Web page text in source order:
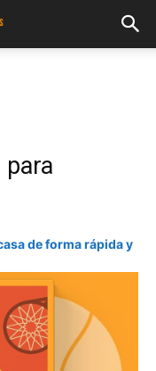
de forma rápida y